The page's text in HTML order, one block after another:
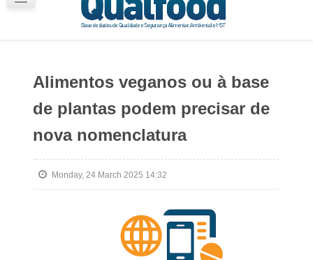
Alimentos veganos ou à base
de plantas podem precisar de
nova nomenclatura
Monday, 24 March 2025 14:32